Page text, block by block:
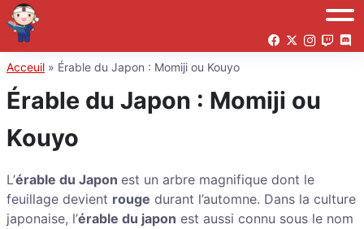
Acceuil » Érable du Japon : Momiji ou Kouyo
Érable du Japon : Momiji ou
Kouyo
L’érable du Japon est un arbre magnifique dont le
feuillage devient rouge durant l’automne. Dans la culture
japonaise, l’érable du japon est aussi connu sous le nom